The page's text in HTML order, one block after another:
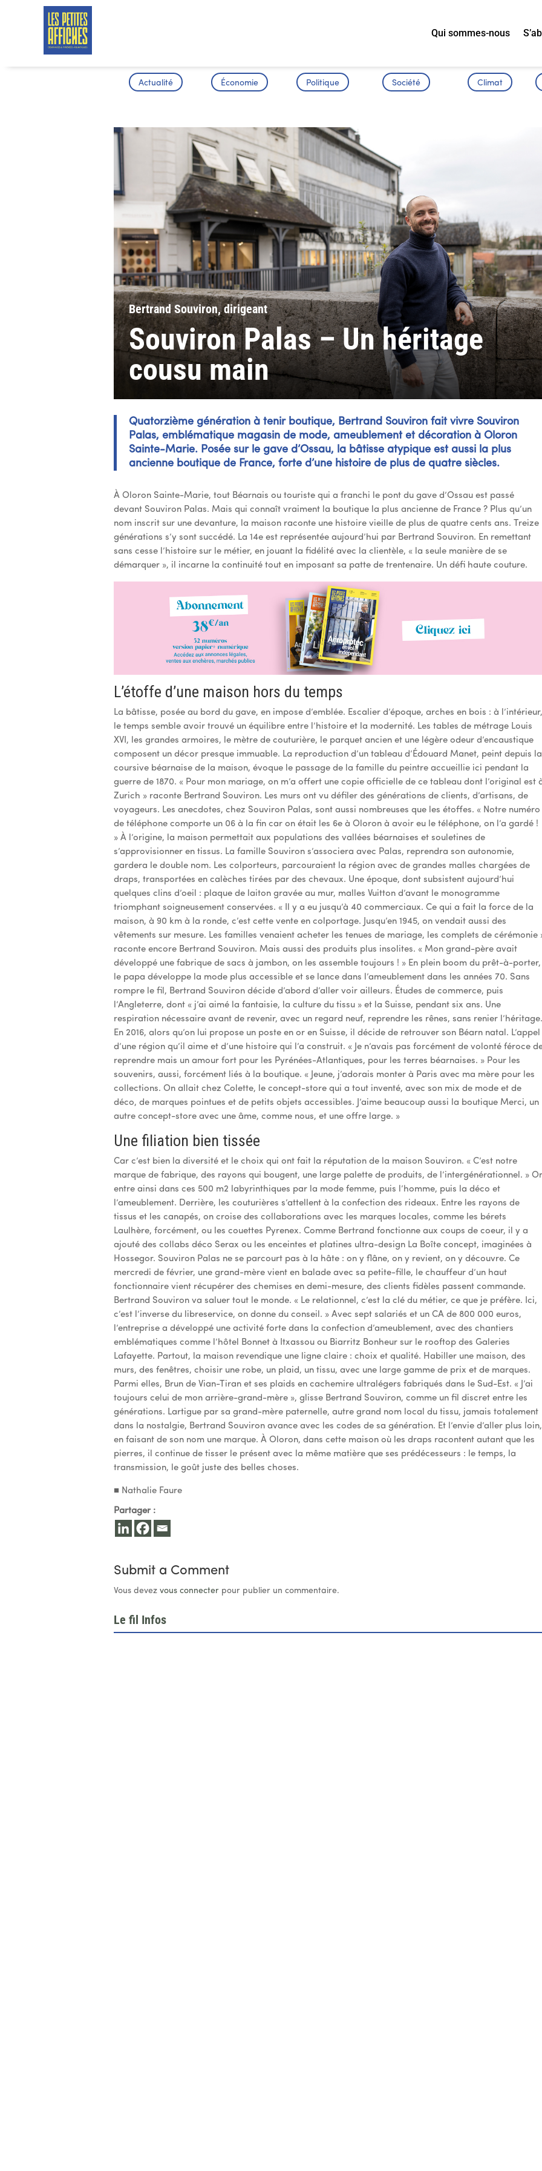
Qui sommes-nous
Actualité Économie Politique Société Climat
Bertrand Souviron, dirigeant
Souviron Palas – Un héritage
cousu main
Quatorzième génération à tenir boutique, Bertrand Souviron fait vivre Souviron
Palas, emblématique magasin de mode, ameublement et décoration à Oloron
Sainte-Marie. Posée sur le gave d’Ossau, la bâtisse atypique est aussi la plus
ancienne boutique de France, forte d’une histoire de plus de quatre siècles.
À Oloron Sainte-Marie, tout Béarnais ou touriste qui a franchi le pont du gave d’Ossau est passé
devant Souviron Palas. Mais qui connaît vraiment la boutique la plus ancienne de France ? Plus qu’un
nom inscrit sur une devanture, la maison raconte une histoire vieille de plus de quatre cents ans. Treize
générations s’y sont succédé. La 14e est représentée aujourd’hui par Bertrand Souviron. En remettant
sans cesse l’histoire sur le métier, en jouant la fidélité avec la clientèle, « la seule manière de se
démarquer », il incarne la continuité tout en imposant sa patte de trentenaire. Un défi haute couture.
L’étoffe d’une maison hors du temps
La bâtisse, posée au bord du gave, en impose d’emblée. Escalier d’époque, arches en bois : à l’intérieur,
le temps semble avoir trouvé un équilibre entre l’histoire et la modernité. Les tables de métrage Louis
XVI, les grandes armoires, le mètre de couturière, le parquet ancien et une légère odeur d’encaustique
composent un décor presque immuable. La reproduction d’un tableau d’Édouard Manet, peint depuis la
coursive béarnaise de la maison, évoque le passage de la famille du peintre accueillie ici pendant la
guerre de 1870. « Pour mon mariage, on m’a offert une copie officielle de ce tableau dont l’original est
Zurich » raconte Bertrand Souviron. Les murs ont vu défiler des générations de clients, d’artisans, de
voyageurs. Les anecdotes, chez Souviron Palas, sont aussi nombreuses que les étoffes. « Notre numéro
de téléphone comporte un 06 à la fin car on était les 6e à Oloron à avoir eu le téléphone, on l’a gardé !
» À l’origine, la maison permettait aux populations des vallées béarnaises et souletines de
s’approvisionner en tissus. La famille Souviron s’associera avec Palas, reprendra son autonomie,
gardera le double nom. Les colporteurs, parcouraient la région avec de grandes malles chargées de
draps, transportées en calèches tirées par des chevaux. Une époque, dont subsistent aujourd’hui
quelques clins d’oeil : plaque de laiton gravée au mur, malles Vuitton d’avant le monogramme
triomphant soigneusement conservées. « Il y a eu jusqu’à 40 commerciaux. Ce qui a fait la force de la
maison, à 90 km à la ronde, c’est cette vente en colportage. Jusqu’en 1945, on vendait aussi des
vêtements sur mesure. Les familles venaient acheter les tenues de mariage, les complets de cérémonie
raconte encore Bertrand Souviron. Mais aussi des produits plus insolites. « Mon grand-père avait
développé une fabrique de sacs à jambon, on les assemble toujours ! » En plein boom du prêt-à-porter,
le papa développe la mode plus accessible et se lance dans l’ameublement dans les années 70. Sans
rompre le fil, Bertrand Souviron décide d’abord d’aller voir ailleurs. Études de commerce, puis
l’Angleterre, dont « j’ai aimé la fantaisie, la culture du tissu » et la Suisse, pendant six ans. Une
respiration nécessaire avant de revenir, avec un regard neuf, reprendre les rênes, sans renier l’héritage.
En 2016, alors qu’on lui propose un poste en or en Suisse, il décide de retrouver son Béarn natal. L’appel
d’une région qu’il aime et d’une histoire qui l’a construit. « Je n’avais pas forcément de volonté féroce
reprendre mais un amour fort pour les Pyrénées-Atlantiques, pour les terres béarnaises. » Pour les
souvenirs, aussi, forcément liés à la boutique. « Jeune, j’adorais monter à Paris avec ma mère pour les
collections. On allait chez Colette, le concept-store qui a tout inventé, avec son mix de mode et de
déco, de marques pointues et de petits objets accessibles. J’aime beaucoup aussi la boutique Merci, un
autre concept-store avec une âme, comme nous, et une offre large. »
Une filiation bien tissée
Car c’est bien la diversité et le choix qui ont fait la réputation de la maison Souviron. « C’est notre
marque de fabrique, des rayons qui bougent, une large palette de produits, de l’intergénérationnel. »
entre ainsi dans ces 500 m2 labyrinthiques par la mode femme, puis l’homme, puis la déco et
l’ameublement. Derrière, les couturières s’attellent à la confection des rideaux. Entre les rayons de
tissus et les canapés, on croise des collaborations avec les marques locales, comme les bérets
Laulhère, forcément, ou les couettes Pyrenex. Comme Bertrand fonctionne aux coups de coeur, il y a
ajouté des collabs déco Serax ou les enceintes et platines ultra-design La Boîte concept, imaginées à
Hossegor. Souviron Palas ne se parcourt pas à la hâte : on y flâne, on y revient, on y découvre. Ce
mercredi de février, une grand-mère vient en balade avec sa petite-fille, le chauffeur d’un haut
fonctionnaire vient récupérer des chemises en demi-mesure, des clients fidèles passent commande.
Bertrand Souviron va saluer tout le monde. « Le relationnel, c’est la clé du métier, ce que je préfère. Ici,
c’est l’inverse du libreservice, on donne du conseil. » Avec sept salariés et un CA de 800 000 euros,
l’entreprise a développé une activité forte dans la confection d’ameublement, avec des chantiers
emblématiques comme l’hôtel Bonnet à Itxassou ou Biarritz Bonheur sur le rooftop des Galeries
Lafayette. Partout, la maison revendique une ligne claire : choix et qualité. Habiller une maison, des
murs, des fenêtres, choisir une robe, un plaid, un tissu, avec une large gamme de prix et de marques.
Parmi elles, Brun de Vian-Tiran et ses plaids en cachemire ultralégers fabriqués dans le Sud-Est. « J’ai
toujours celui de mon arrière-grand-mère », glisse Bertrand Souviron, comme un fil discret entre les
générations. Lartigue par sa grand-mère paternelle, autre grand nom local du tissu, jamais totalement
dans la nostalgie, Bertrand Souviron avance avec les codes de sa génération. Et l’envie d’aller plus loin,
en faisant de son nom une marque. À Oloron, dans cette maison où les draps racontent autant que les
pierres, il continue de tisser le présent avec la même matière que ses prédécesseurs : le temps, la
transmission, le goût juste des belles choses.
■ Nathalie Faure
Partager :
Submit a Comment
Vous devezvous connecter pour publier un commentaire.
Le fil Infos